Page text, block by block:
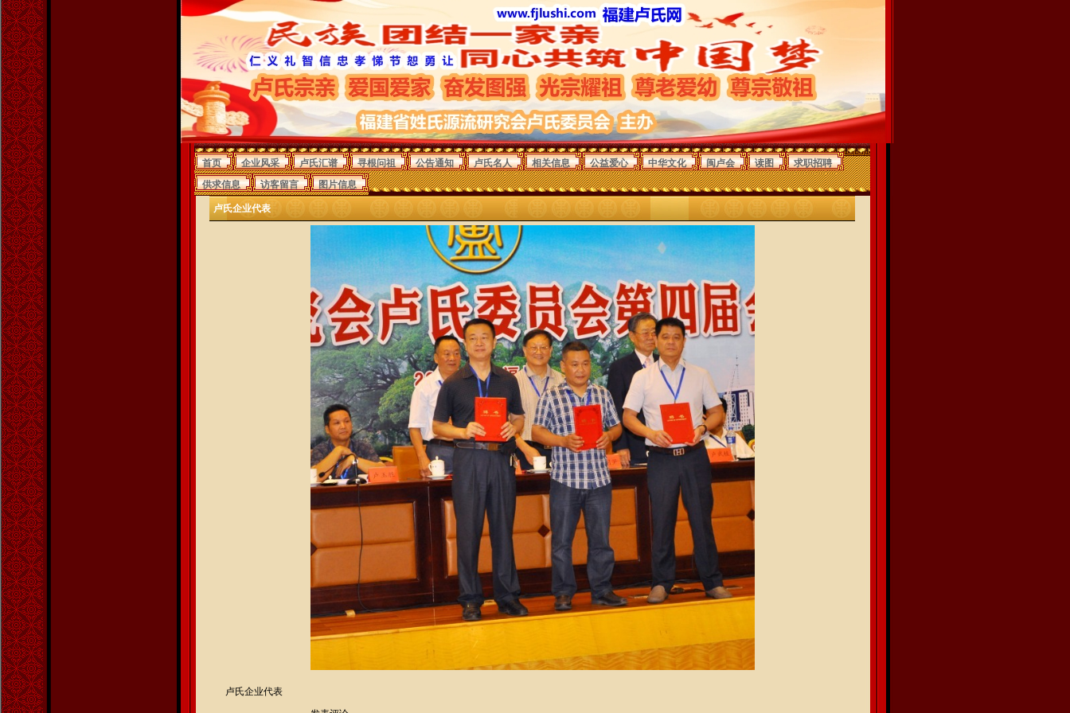
首页 企业风采 卢氏汇谱 寻根问祖 公告通知 卢氏名人 相关信息 公益爱心 中华文化 闽卢会 读图
求职招聘
供求信息
访客留言 图片信息
卢氏企业代表
卢氏企业代表